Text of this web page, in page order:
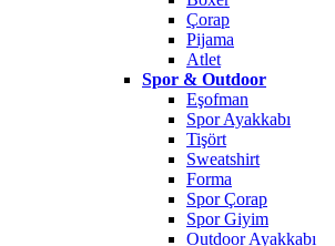
Çorap
Pijama
Atlet
Spor & Outdoor
Eşofman
Spor Ayakkabı
Tişört
Sweatshirt
Forma
Spor Çorap
Spor Giyim
Outdoor Ayakkabı